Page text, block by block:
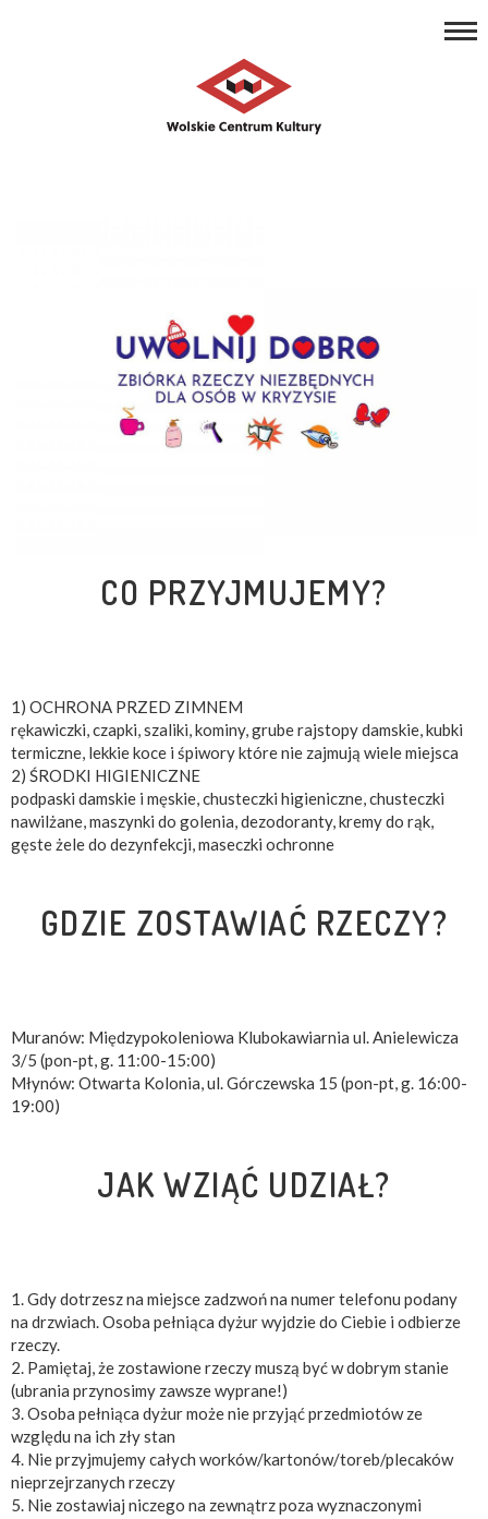
CO PRZYJMUJEMY?
1) OCHRONA PRZED ZIMNEM
rękawiczki, czapki, szaliki, kominy, grube rajstopy damskie, kubki
termiczne, lekkie koce i śpiwory które nie zajmują wiele miejsca
2) ŚRODKI HIGIENICZNE
podpaski damskie i męskie, chusteczki higieniczne, chusteczki
nawilżane, maszynki do golenia, dezodoranty, kremy do rąk,
gęste żele do dezynfekcji, maseczki ochronne
GDZIE ZOSTAWIAĆ RZECZY?
Muranów: Międzypokoleniowa Klubokawiarnia ul. Anielewicza
3/5 (pon-pt, g. 11:00-15:00)
Młynów: Otwarta Kolonia, ul. Górczewska 15 (pon-pt, g. 16:00-
19:00)
JAK WZIĄĆ UDZIAŁ?
1. Gdy dotrzesz na miejsce zadzwoń na numer telefonu podany
na drzwiach. Osoba pełniąca dyżur wyjdzie do Ciebie i odbierze
rzeczy.
2. Pamiętaj, że zostawione rzeczy muszą być w dobrym stanie
(ubrania przynosimy zawsze wyprane!)
3. Osoba pełniąca dyżur może nie przyjąć przedmiotów ze
względu na ich zły stan
4. Nie przyjmujemy całych worków/kartonów/toreb/plecaków
nieprzejrzanych rzeczy
5. Nie zostawiaj niczego na zewnątrz poza wyznaczonymi
ZAJĘCIA
PROJEKTY
NASZE MIEJSCA